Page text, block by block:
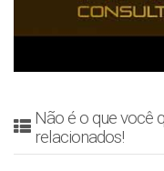
Não é o que você
relacionados!